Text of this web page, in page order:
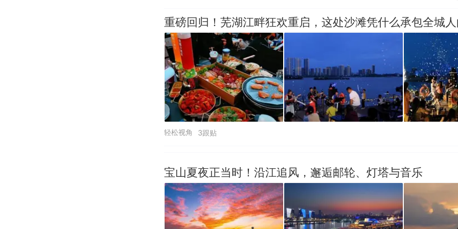
重磅回归！芜湖江畔狂欢重启，这处沙滩凭什么承包全城
轻松视角 3跟贴
宝山夏夜正当时！沿江追风，邂逅邮轮、灯塔与音乐